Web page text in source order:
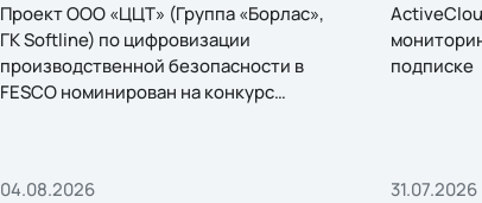
Проект ООО «ЦЦТ» (Группа «Борлас»,
ГК Softline) по цифровизации
производственной безопасности в
FESCO номинирован на конкурс
04.08.2026
подписке
31.07.2026